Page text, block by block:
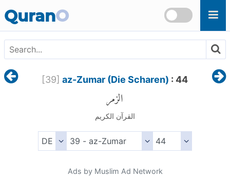
QuranO
[39] az-Zumar (Die Scharen) : 44
الزمر
القرآن الكريم
Ads by Muslim Ad Network